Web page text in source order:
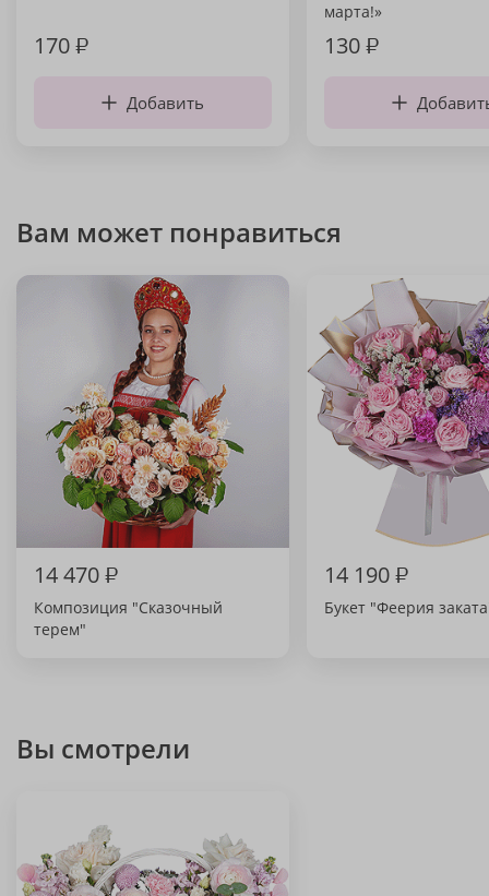
170₽
Добавить
марта!»
130₽
Вам может понравиться
14 470₽
Композиция "Сказочный
терем"
14 190₽
Букет "Феерия
Вы смотрели